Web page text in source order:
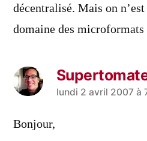
décentralisé. Mais on
domaine des microformats
a
lundi 2 avril 2007 à
Bonjour,